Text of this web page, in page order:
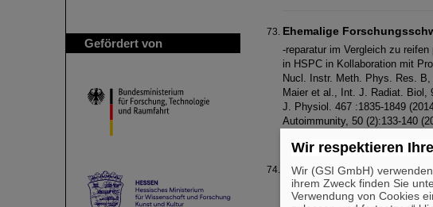
Gefördert von
Ehemalige
-reparatur im Vergleich zu
in HSPC in Kollaboration mit
Nucl. Instr. Meth. Phys. Res.
Maier et al., Int. J. Radiat. Biol,
J. Physiol. 467 :1835-1849
Autoimmunity, 50 (2):133-140
2015
Roth: Towards highest peak
Article number: 12459 (2015)
Wir respektieren
Wir (GSI GmbH)
ihrem Zweck finden Sie
Verwendung von Cookies